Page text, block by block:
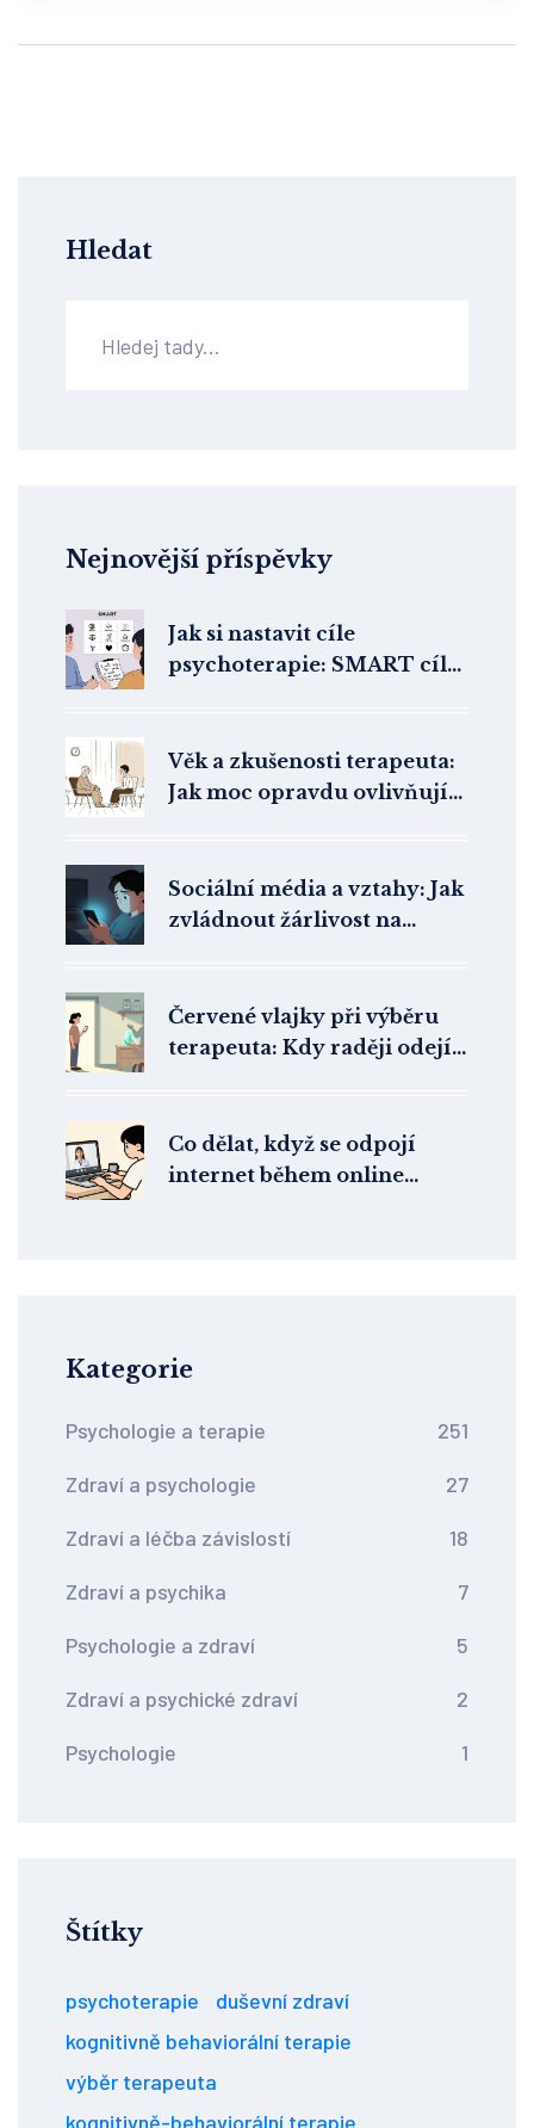
Hledat
Nejnovější příspěvky
Jak si nastavit cíle
psychoterapie: SMART cíle
Věk a zkušenosti terapeuta:
Jak moc opravdu ovlivňují
Sociální média a vztahy: Jak
zvládnout žárlivost na
Červené vlajky při výběru
terapeuta: Kdy raději odejít
Co dělat, když se odpojí
internet během online
Kategorie
Psychologie a terapie 251
Zdraví a psychologie 27
Zdraví a léčba závislostí 18
Zdraví a psychika 7
Psychologie a zdraví 5
Zdraví a psychické zdraví 2
Psychologie 1
Štítky
psychoterapie
duševní zdraví
kognitivně behaviorální terapie
výběr terapeuta
kognitivně-behaviorální terapie